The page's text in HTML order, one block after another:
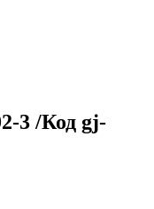
3 /Код gj-